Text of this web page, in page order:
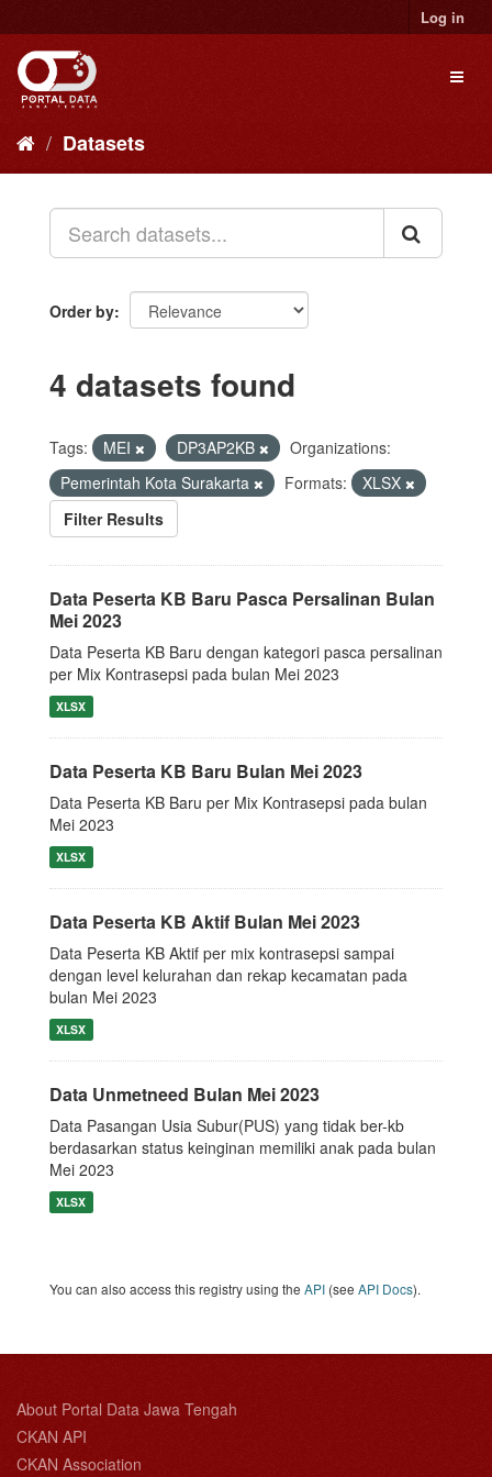
to
content
Log in
Datasets
Order by
4 datasets found
Tags: MEI DP3AP2KB
Organizations:
Pemerintah Kota Surakarta
Formats:
XLSX
Filter Results
Data Peserta KB Baru Pasca Persalinan Bulan
Mei 2023
Data Peserta KB Baru dengan kategori pasca persalinan
per Mix Kontrasepsi pada bulan Mei 2023
XLSX
Data Peserta KB Baru Bulan Mei 2023
Data Peserta KB Baru per Mix Kontrasepsi pada bulan
Mei 2023
XLSX
Data Peserta KB Aktif Bulan Mei 2023
Data Peserta KB Aktif per mix kontrasepsi sampai
dengan level kelurahan dan rekap kecamatan pada
bulan Mei 2023
XLSX
Data Unmetneed Bulan Mei 2023
Data Pasangan Usia Subur(PUS) yang tidak ber-kb
berdasarkan status keinginan memiliki anak pada bulan
Mei 2023
XLSX
You can also access this registry using the API (see API Docs).
About Portal Data Jawa Tengah
CKAN API
CKAN Association